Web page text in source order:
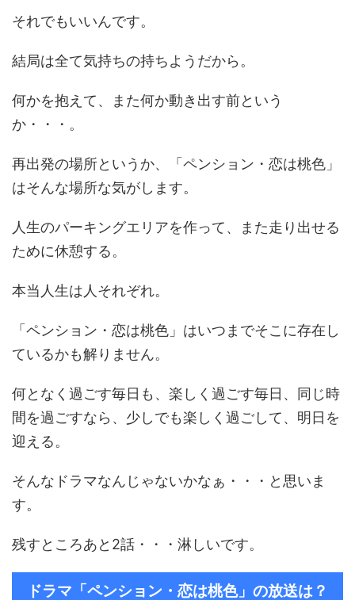
それでもいいんです。
結局は全て気持ちの持ちようだから。
何かを抱えて、また何か動き出す前という
か・・・。
再出発の場所というか、「ペンション・恋は桃色」
はそんな場所な気がします。
人生のパーキングエリアを作って、また走り出せる
ために休憩する。
本当人生は人それぞれ。
「ペンション・恋は桃色」はいつまでそこに存在し
ているかも解りません。
何となく過ごす毎日も、楽しく過ごす毎日、同じ時
間を過ごすなら、少しでも楽しく過ごして、明日を
迎える。
そんなドラマなんじゃないかなぁ・・・と思いま
す。
残すところあと2話・・・淋しいです。
ドラマ「ペンション・恋は桃色」の放送は？